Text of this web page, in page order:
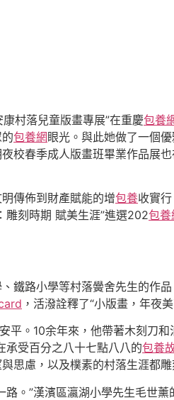
村落兒童版畫專展”在重慶包養
包養網眼光。與此她做了一個
校春季成人版畫班畢業作品展
傳佈到財產賦能的增包養收實
雕刻時期 賦美生涯”進選202包養
鐵路小學等村落黌舍先生的作
，活潑詮釋了“小版畫，年夜
平。10余年來，他帶著木刻刀
承受百分之八十七點八八的包養
思慮，以及樸素的村落生涯都雕
。”漢濱區瀛湖小學先生毛世